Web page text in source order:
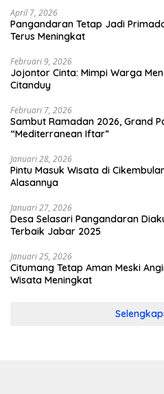
April 7, 2026
Pangandaran Tetap Jadi
Terus Meningkat
Februari 9, 2026
Jojontor Cinta: Mimpi Warga
Citanduy
Februari 7, 2026
Sambut Ramadan 2026, Grand
“Mediterranean Iftar”
Januari 28, 2026
Pintu Masuk Wisata di
Alasannya
Januari 27, 2026
Desa Selasari Pangandaran
Terbaik Jabar 2025
Januari 25, 2026
Citumang Tetap Aman Meski
Wisata Meningkat